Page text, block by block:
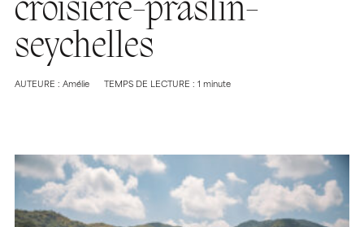
croisiere-praslin-
seychelles
AUTEURE : Amélie TEMPS DE LECTURE : 1 minute